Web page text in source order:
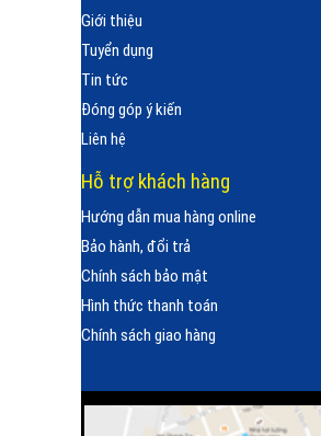
Giới thiệu
Tuyển dụng
Tin tức
Đóng góp ý kiến
Liên hệ
Hỗ trợ khách hàng
Hướng dẫn mua hàng online
Bảo hành, đổi trả
Chính sách bảo mật
Hình thức thanh toán
Chính sách giao hàng